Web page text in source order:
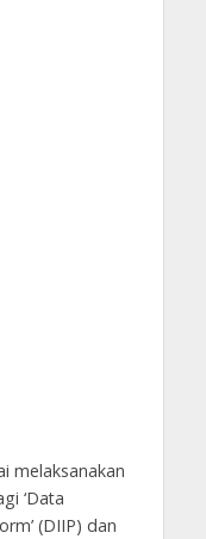
melaksanakan
‘Data
(DIIP) dan